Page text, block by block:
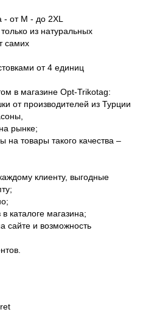
от M - до 2XL
из натуральных
самих
от 4 единиц
в магазине Opt-Trikotag:
от производителей из Турции
рынке;
товары такого качества –
клиенту, выгодные
каталоге магазина;
сайте и возможность